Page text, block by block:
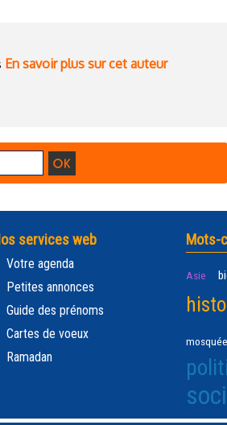
En savoir plus sur cet auteur
services web
Votre agenda
Petites annonces
Guide des prénoms
Cartes de voeux
Ramadan
Mots-
Asie
mosquée